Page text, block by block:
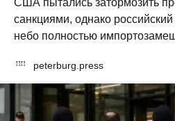
санкциями, однако
небо полностью
peterburg.press